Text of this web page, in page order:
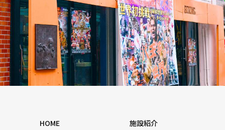
HOME
施設紹介